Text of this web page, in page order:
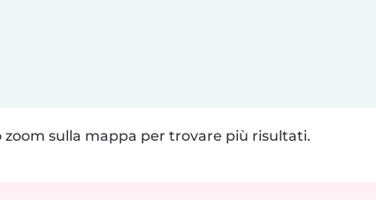
zoom sulla mappa per trovare più risultati.